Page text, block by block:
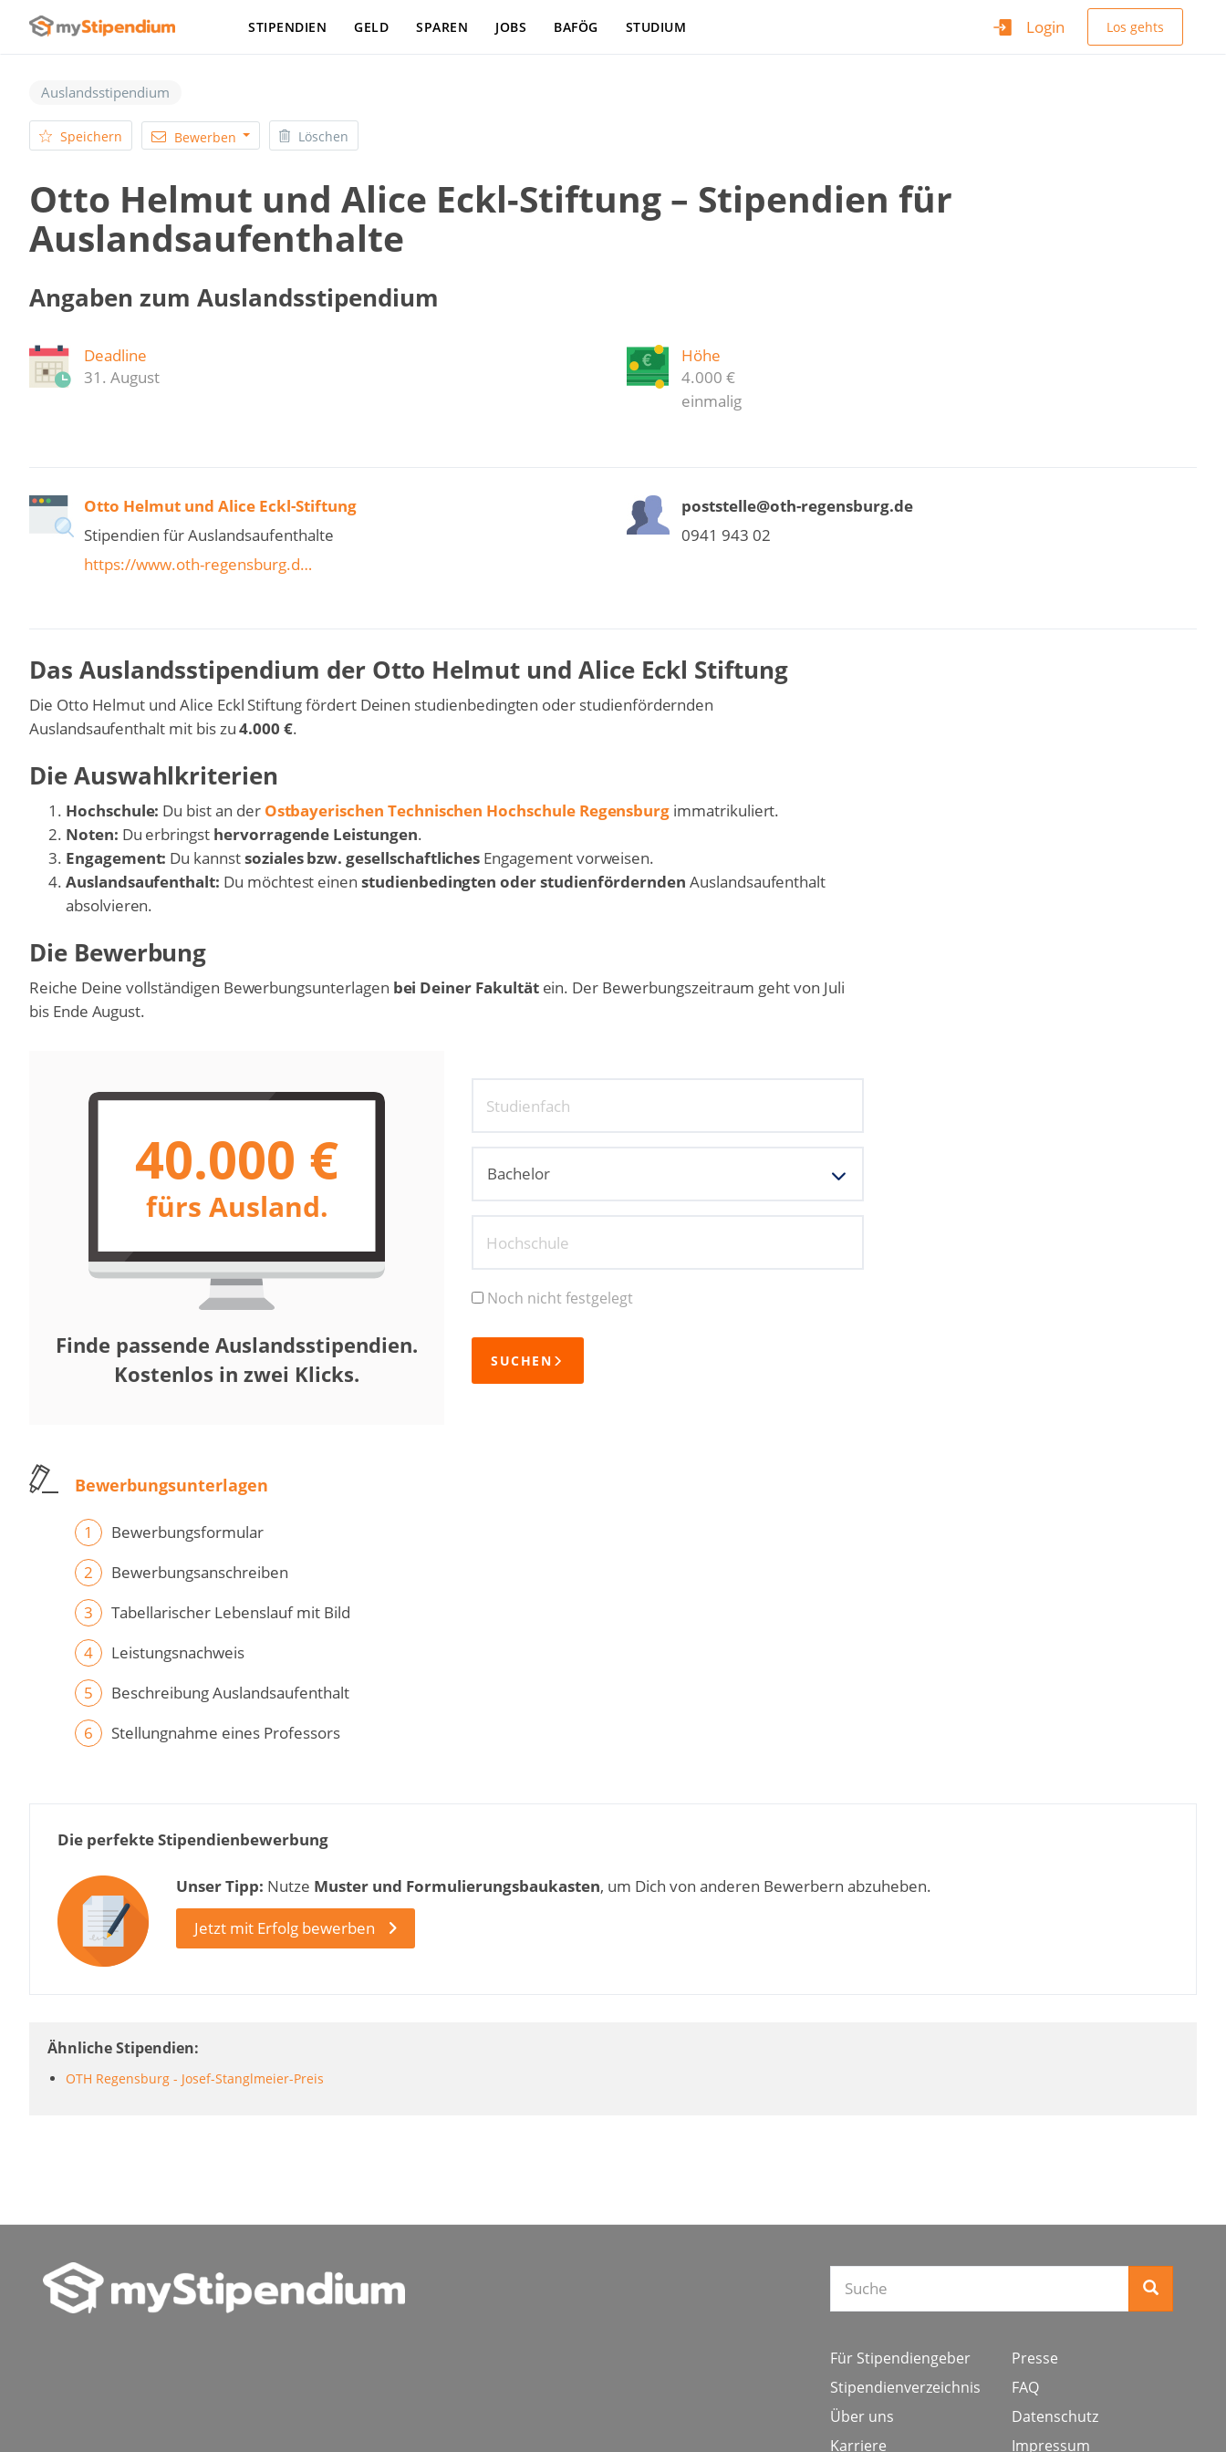
Login Los gehts
STIPENDIEN GELD SPAREN JOBS BAFÖG STUDIUM
Auslandsstipendium
Speichern Bewerben Löschen
Otto Helmut und Alice Eckl-Stiftung – Stipendien für
Auslandsaufenthalte
Angaben zum Auslandsstipendium
Deadline
31. August
Höhe
4.000 €
einmalig
Otto Helmut und Alice Eckl-Stiftung
Stipendien für Auslandsaufenthalte
https://www.oth-regensburg.d…
poststelle@oth-regensburg.de
0941 943 02
Das Auslandsstipendium der Otto Helmut und Alice Eckl Stiftung
Die Otto Helmut und Alice Eckl Stiftung fördert Deinen studienbedingten oder studienfördernden
Auslandsaufenthalt mit bis zu4.000 €.
Die Auswahlkriterien
Hochschule: Du bist an der Ostbayerischen Technischen Hochschule Regensburg immatrikuliert.
Noten: Du erbringst hervorragende Leistungen.
Engagement: Du kannstsoziales bzw. gesellschaftliches Engagement vorweisen.
Auslandsaufenthalt: Du möchtest einenstudienbedingten oder studienfördernden Auslandsaufenthalt
absolvieren.
Die Bewerbung
Reiche Deine vollständigen Bewerbungsunterlagen bei Deiner Fakultätein. Der Bewerbungszeitraum geht von Juli
bis Ende August.
40.000 €
fürs Ausland.
Finde passende Auslandsstipendien.
Kostenlos in zwei Klicks.
Studienfach
Hochschule
Noch nicht festgelegt
SUCHEN
Bewerbungsunterlagen
Bewerbungsformular
Bewerbungsanschreiben
Tabellarischer Lebenslauf mit Bild
Leistungsnachweis
Beschreibung Auslandsaufenthalt
Stellungnahme eines Professors
Die perfekte Stipendienbewerbung
Unser Tipp: Nutze Muster und Formulierungsbaukasten, um Dich von anderen Bewerbern abzuheben.
Jetzt mit Erfolg bewerben
Ähnliche Stipendien
OTH Regensburg - Josef-Stanglmeier-Preis
Für Stipendiengeber
Stipendienverzeichnis
Über uns
Karriere
Presse
FAQ
Datenschutz
Impressum